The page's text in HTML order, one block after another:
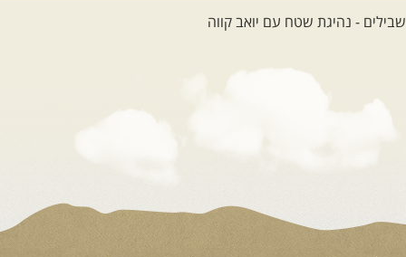
26.08-02.09.2026 - גאורגיה,
המגדלים של הקווקז
הקווקז הגבוה מחכה לכם: נתיבי שטח
מרהיבים, פסגות מושלגות, אירוח ...
[המשך]
בין רכס הקווקז הנמוך לגבוה, בין נהרות
שוצפים למעברי הרים ...